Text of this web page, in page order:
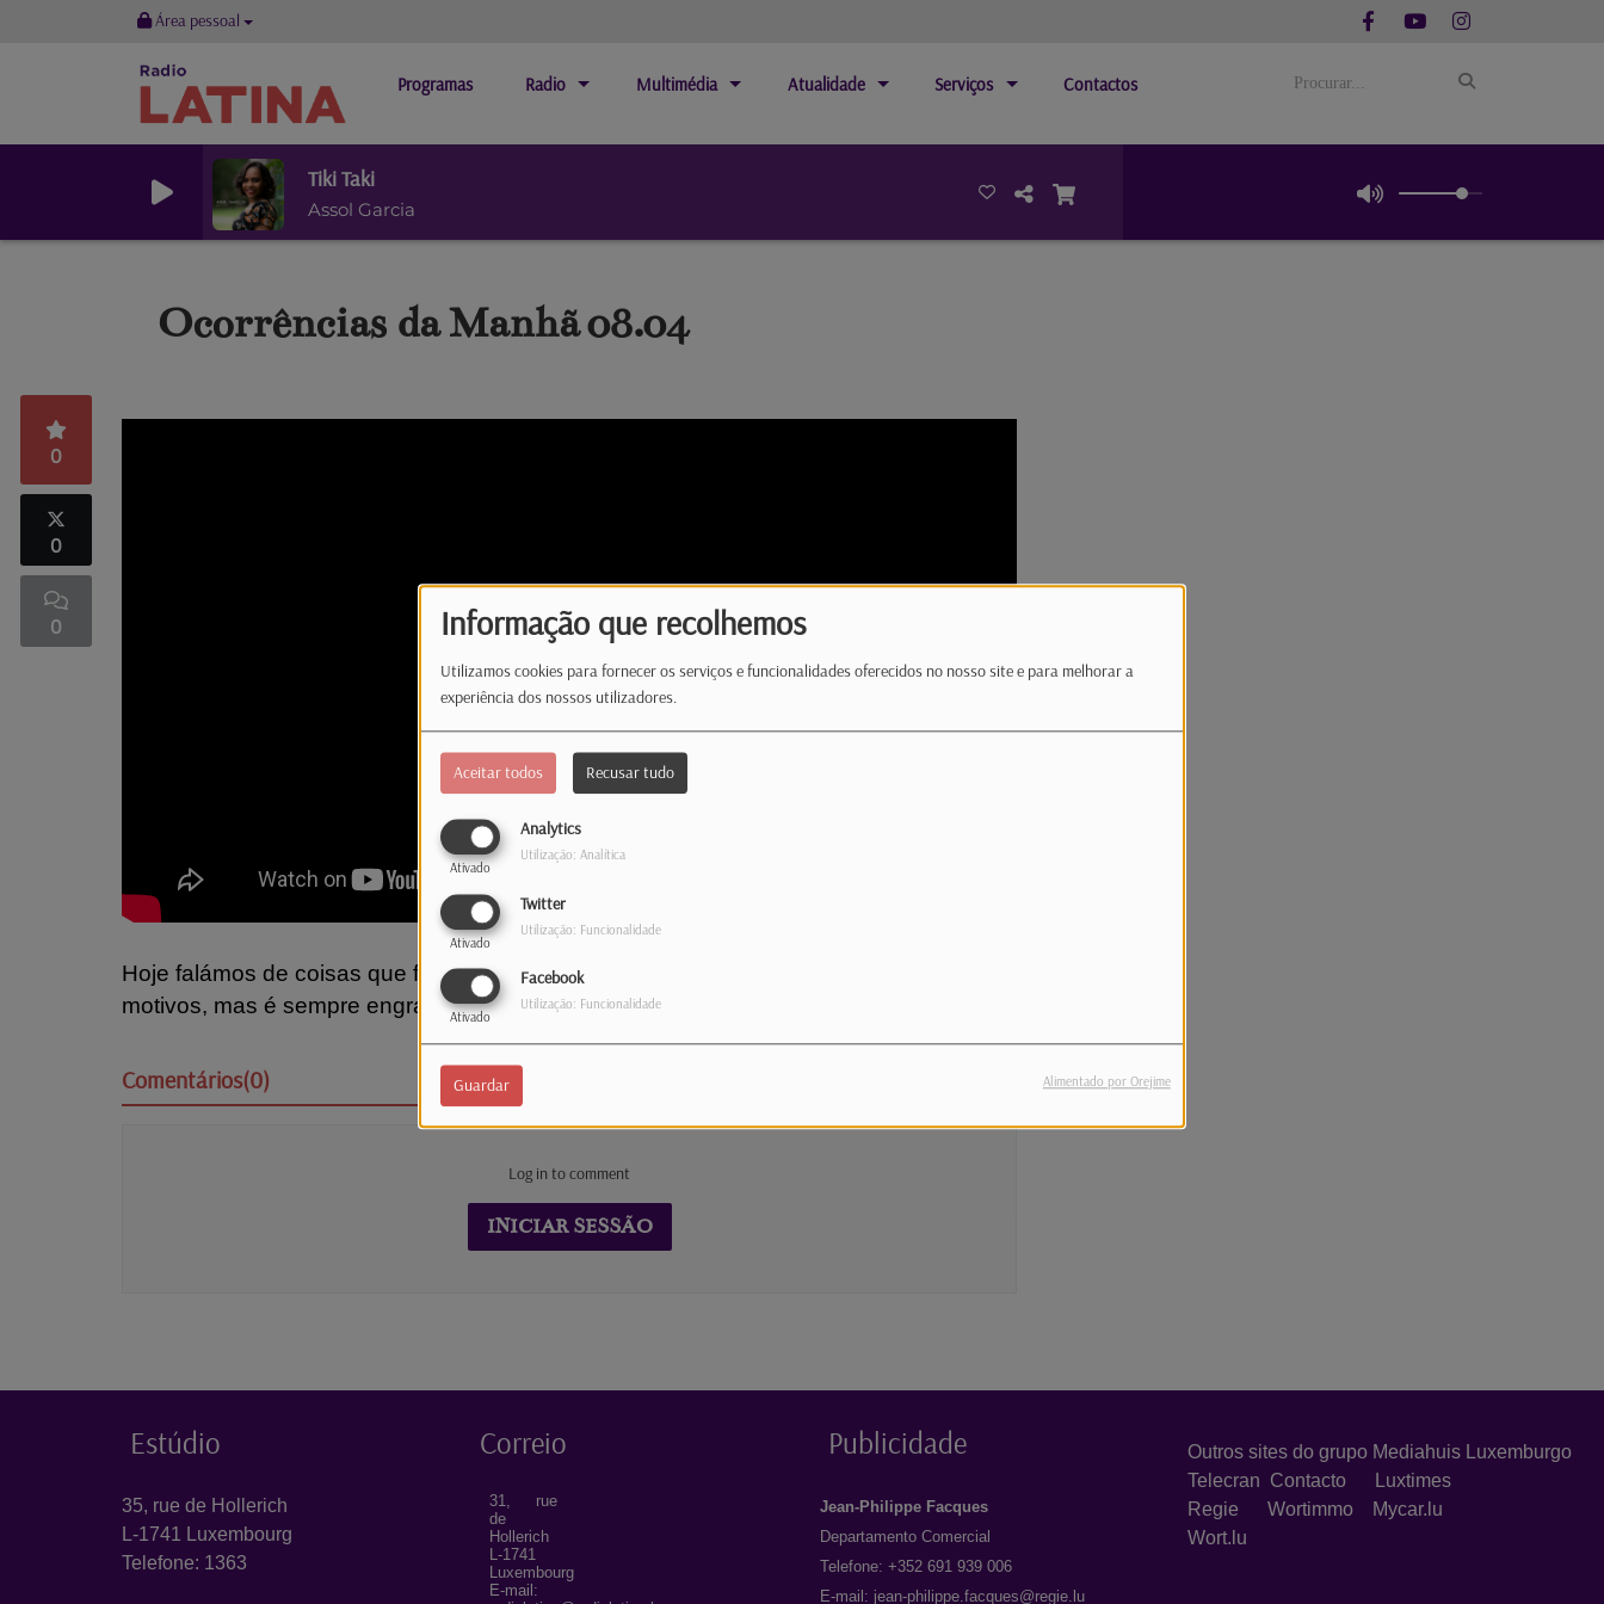
Informação que recolhemos
Utilizamos cookies para fornecer os serviços e funcionalidades oferecidos no nosso site e para melhorar a
experiência dos nossos utilizadores.
Aceitar todos Recusar tudo
Analytics
Ativado
Utilização: Analítica
Twitter
Ativado
Utilização: Funcionalidade
Facebook
Ativado
Utilização: Funcionalidade
Guardar Alimentado por Orejime
Área pessoal
Programas Radio Multimédia Atualidade Serviços Contactos
Tiki Taki
Assol Garcia
Ocorrências da Manhã 08.04
0
0
0
Hoje falámos de coisas que ficaram na nossa memória, talvez não pelos melhores
motivos, mas é sempre engraçado relembrar.
Comentários(0)
Log in to comment
INICIAR SESSÃO
Estúdio
35, rue de Hollerich
L-1741 Luxembourg
Telefone: 1363
Correio
31, rue
de
Hollerich
L-1741
Luxembourg
E-mail:
Publicidade
Jean-Philippe Facques
Departamento Comercial
Telefone: +352 691 939 006
E-mail: jean-philippe.facques@regie.lu
Outros sites do grupo Mediahuis Luxemburgo
Telecran Contacto
Luxtimes
Regie Wortimmo
Mycar.lu
Wort.lu